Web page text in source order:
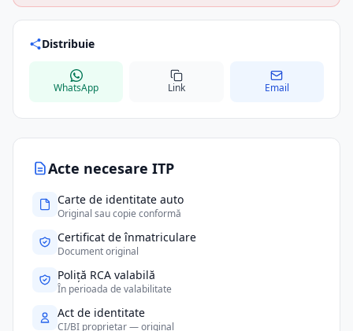
Acte necesare ITP
Carte de identitate auto
Original sau copie conformă
Certificat de înmatriculare
Document original
Poliță RCA valabilă
În perioada de valabilitate
Act de identitate
CI/BI proprietar — original
Distribuie
WhatsApp Link Email